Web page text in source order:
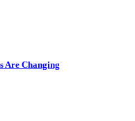
Are Changing